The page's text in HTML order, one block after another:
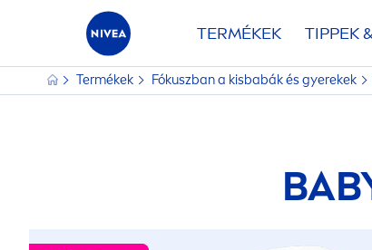
TERMÉKEK TIPPEK
Termékek Fókuszban a kisbabák és gyerekek